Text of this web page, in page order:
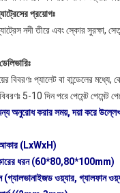
প্রয়োগঃ
নদী তীরে এবং স্কোর সুরক্ষা,
বিবরণঃ প্যালেট বা বান্ডেলের
5-10 দিন পরে পেমেন্ট পেমেন্ট
অনুরোধ করার সময়, দয়া করে
আকার (LxWxH)
ধরন (60*80,80*100mm)
(গ্যালভানাইজড ওয়্যার, গ্যালফান